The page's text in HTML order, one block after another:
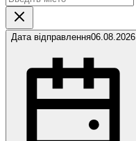
Дата відправлення06.08.2026